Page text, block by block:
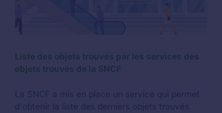
Liste des objets trouvés par les services des
objets trouvés de la SNCF
La SNCF a mis en place un service qui permet
d'obtenir la liste des derniers objets trouvés